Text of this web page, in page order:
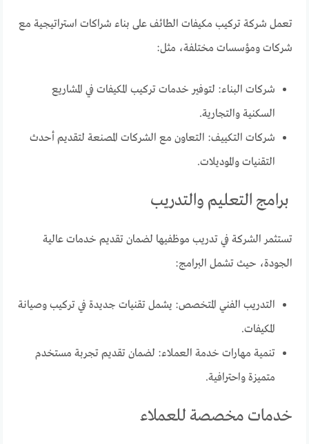
تعمل شركة تركيب مكيفات الطائف على بناء شراكات استراتيجية مع
شركات ومؤسسات مختلفة، مثل:
شركات البناء: لتوفير خدمات تركيب المكيفات في المشاريع
السكنية والتجارية.
شركات التكييف: التعاون مع الشركات المصنعة لتقديم أحدث
التقنيات والموديلات.
برامج التعليم والتدريب
تستثمر الشركة في تدريب موظفيها لضمان تقديم خدمات عالية
الجودة، حيث تشمل البرامج:
التدريب الفني المتخصص: يشمل تقنيات جديدة في تركيب وصيانة
المكيفات.
تنمية مهارات خدمة العملاء: لضمان تقديم تجربة مستخدم
متميزة واحترافية.
خدمات مخصصة للعملاء